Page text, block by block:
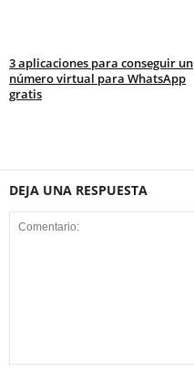
3 aplicaciones para conseguir un
número virtual para WhatsApp
gratis
DEJA UNA RESPUESTA